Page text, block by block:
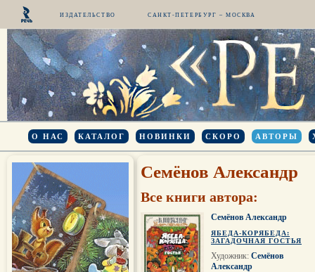
ИЗДАТЕЛЬСТВО САНКТ-ПЕТЕРБУРГ – МОСКВА
О НАС КАТАЛОГ НОВИНКИ СКОРО АВТОРЫ
Семёнов Александр
Все книги автора:
Семёнов Александр
ЯБЕДА-КОРЯБЕДА:
ЗАГАДОЧНАЯ ГОСТЬЯ
Художник: Семёнов
Александр